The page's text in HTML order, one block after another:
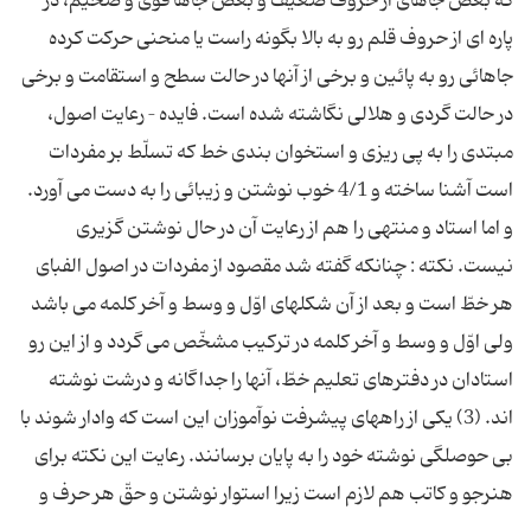
پاره ای از حروف قلم رو به بالا بگونه راست یا منحنی حركت كرده
جاهائی رو به پائین و برخی از آنها در حالت سطح و استقامت و برخی
در حالت گردی و هلالی نگاشته شده است. فایده – رعایت اصول،
مبتدی را به پی ریزی و استخوان بندی خط كه تسلّط بر مفردات
است آشنا ساخته و 4/1 خوب نوشتن و زیبائی را به دست می آورد.
و اما استاد و منتهی را هم از رعایت آن در حال نوشتن گزیری
نیست. نكته : چنانكه گفته شد مقصود از مفردات در اصول الفبای
هر خطّ است و بعد از آن شكلهای اوّل و وسط و آخر كلمه می باشد
ولی اوّل و وسط و آخر كلمه در تركیب مشخّص می گردد و از این رو
استادان در دفترهای تعلیم خطّ، آنها را جداگانه و درشت نوشته
اند. (3) یكی از راههای پیشرفت نوآموزان این است كه وادار شوند با
بی حوصلگی نوشته خود را به پایان برسانند. رعایت این نكته برای
هنرجو و كاتب هم لازم است زیرا استوار نوشتن و حقّ هر حرف و